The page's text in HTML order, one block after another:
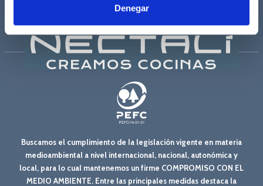
Denegar
Buscamos el cumplimiento de la legislación vigente en materia
medioambiental a nivel internacional, nacional, autonómica y
local, para lo cual mantenemos un firme COMPROMISO CON EL
MEDIO AMBIENTE. Entre las principales medidas destaca la